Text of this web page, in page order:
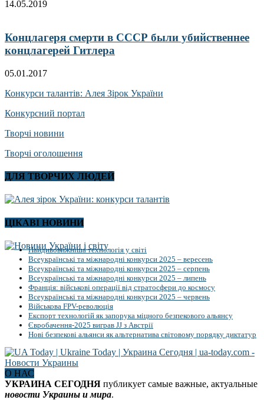
14.05.2019
Концлагеря смерти в СССР были убийственнее
концлагерей Гитлера
05.01.2017
Конкурси талантів: Алея Зірок України
Конкурсний портал
Творчі новини
Творчі оголошення
ДЛЯ ТВОРЧИХ ЛЮДЕЙ
ЦІКАВІ НОВИНИ
Найдивовижніша технологія у світі
Всеукраїнські та міжнародні конкурси 2025 – вересень
Всеукраїнські та міжнародні конкурси 2025 – серпень
Всеукраїнські та міжнародні конкурси 2025 – липень
Франція: військові операції від стратосфери до космосу
Всеукраїнські та міжнародні конкурси 2025 – червень
Військова FPV-революція
Експорт технологій як запорука міцного безпекового альянсу
Євробачення-2025 виграв JJ з Австрії
Нові безпекові альянси як альтернатива світовому порядку диктатур
О НАС
УКРАИНА СЕГОДНЯ публикует самые важные, актуальные
новости Украины и мира.